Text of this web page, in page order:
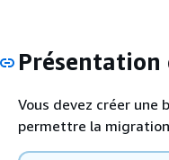
Présentation
Vous devez créer une
permettre la